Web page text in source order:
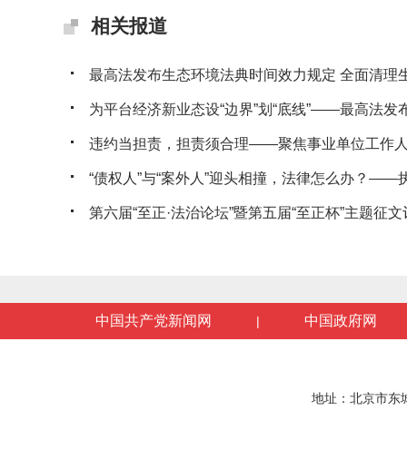
相关报道
最高法发布生态环境法典时间效力规定 全面清理
为平台经济新业态设“边界”划“底线”——最高法发
违约当担责，担责须合理——聚焦事业单位工作
“债权人”与“案外人”迎头相撞，法律怎么办？——
第六届“至正·法治论坛”暨第五届“至正杯”主题征文
中国共产党新闻网 | 中国政府网
地址：北京市东